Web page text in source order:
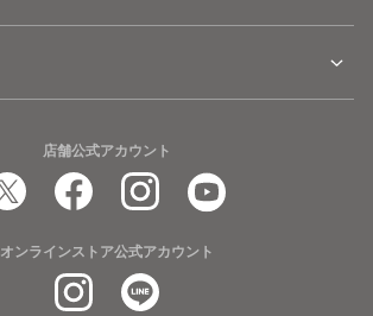
店舗公式アカウント
オンラインストア公式アカウント